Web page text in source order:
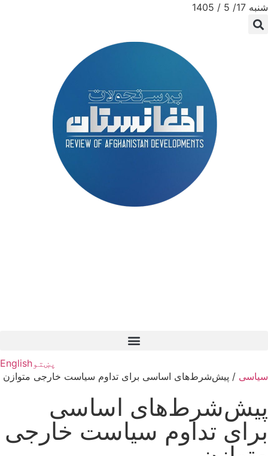
شنبه 17/ 5 / 1405
پښتوEnglish
سیاسی / پیش‌شرط‌های اساسی برای تداوم سیاست خارجی متوازن
پیش‌شرط‌های اساسی
برای تداوم سیاست خارجی